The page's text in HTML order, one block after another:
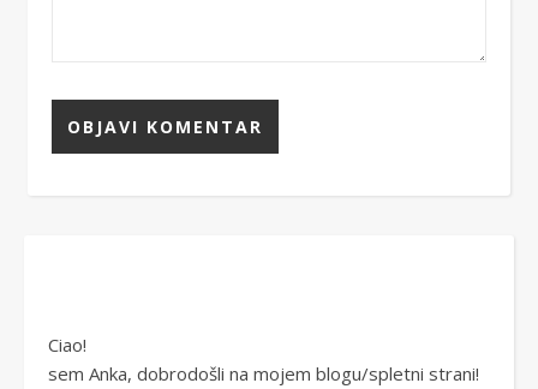
Ciao!
sem Anka, dobrodošli na mojem blogu/spletni strani!